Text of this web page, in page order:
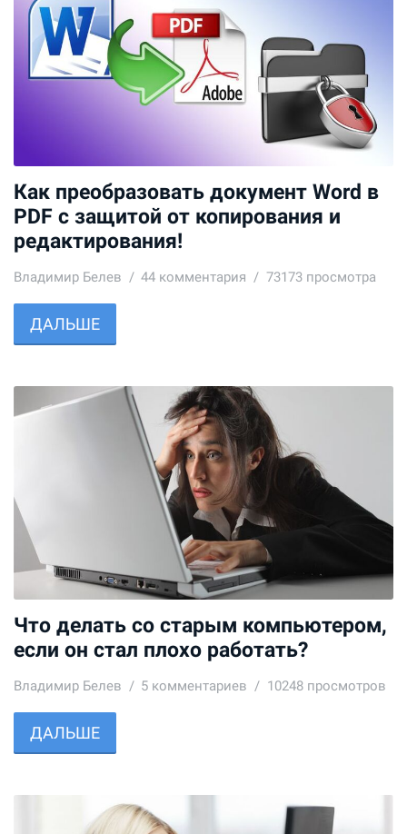
Как преобразовать документ Word в
PDF с защитой от копирования и
редактирования!
Владимир Белев 44 комментария 73173 просмотра
ДАЛЬШЕ
Что делать со старым компьютером,
если он стал плохо работать?
Владимир Белев 5 комментариев 10248 просмотров
ДАЛЬШЕ